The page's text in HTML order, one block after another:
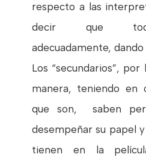
respecto a las
decir que
adecuadamente,
Los “secundarios”,
manera, teniendo en
que son, saben
desempeñar su papel
tienen en la